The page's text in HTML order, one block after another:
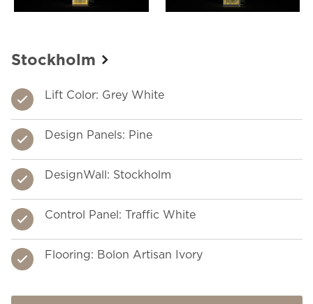
Stockholm
Lift Color: Grey White
Design Panels: Pine
DesignWall: Stockholm
Control Panel: Traffic White
Flooring: Bolon Artisan Ivory